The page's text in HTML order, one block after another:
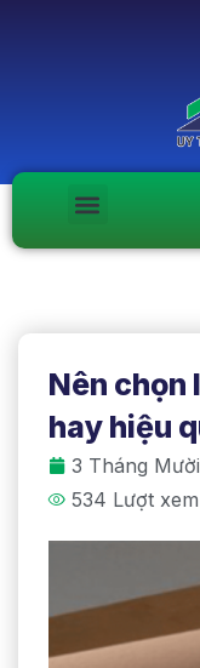
Nên chọn
hay hiệu
3 Tháng
534 Lượt xem